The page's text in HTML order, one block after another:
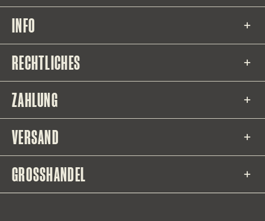
INFO
RECHTLICHES
ZAHLUNG
VERSAND
GROSSHANDEL